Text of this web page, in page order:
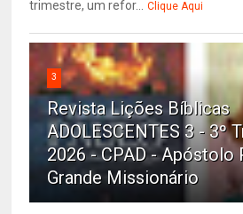
trimestre, um refor... Clique Aqui
3
Revista Lições Bíblicas
ADOLESCENTES 3 - 3º
2026 - CPAD - Apóstolo
Grande Missionário